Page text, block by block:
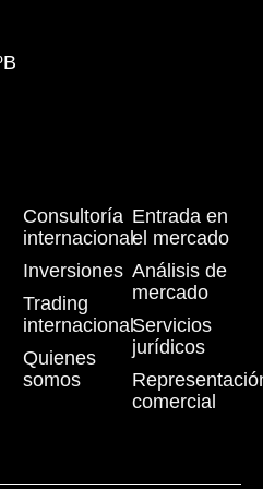
Consultoría
internacional
Inversiones
Trading
internacional
Quienes
somos
Entrada en
el mercado
Análisis de
mercado
Servicios
jurídicos
comercial